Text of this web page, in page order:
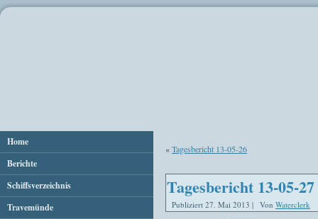
Home
Berichte
Schiffsverzeichnis
Travemünde
«Tagesbericht 13-05-26
Tagesbericht 13-05-27
Publiziert 27. Mai 2013 | Von Waterclerk